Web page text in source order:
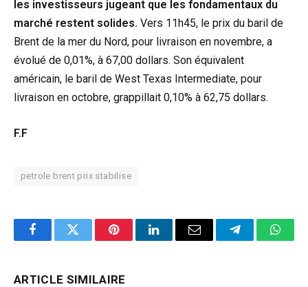
les investisseurs jugeant que les fondamentaux du
marché restent solides. Vers 11h45, le prix du baril de
Brent de la mer du Nord, pour livraison en novembre, a
évolué de 0,01%, à 67,00 dollars. Son équivalent
américain, le baril de West Texas Intermediate, pour
livraison en octobre, grappillait 0,10% à 62,75 dollars.
F.F
petrole brent prix stabilise
FacebookTwitter PinterestLinkedInEmail Telegram
ARTICLE SIMILAIRE